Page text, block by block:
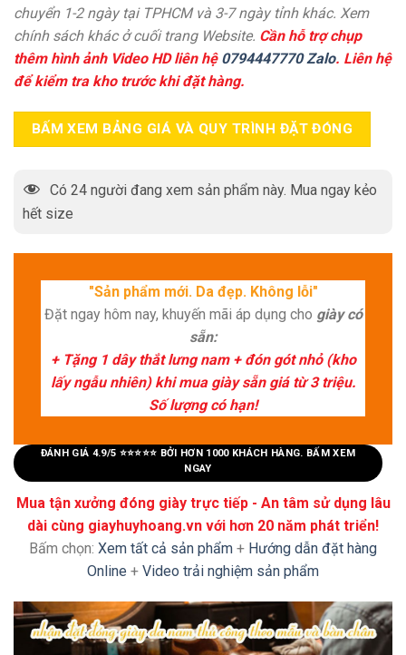
chuyển 1-2 ngày tại TPHCM và 3-7 ngày tỉnh khác. Xem
chính sách khác ở cuối trang Website. Cần hỗ trợ chụp
thêm hình ảnh Video HD liên hệ 0794447770 Zalo. Liên hệ
để kiểm tra kho trước khi đặt hàng.
BẤM XEM BẢNG GIÁ VÀ QUY TRÌNH ĐẶT ĐÓNG
Có 24 người đang xem sản phẩm này. Mua ngay kẻo
hết size
"Sản phẩm mới. Da đẹp. Không lỗi"
Đặt ngay hôm nay, khuyến mãi áp dụng cho giày có
sẵn:
+ Tặng 1 dây thắt lưng nam + đón gót nhỏ (kho
lấy ngẫu nhiên) khi mua giày sẵn giá từ 3 triệu.
Số lượng có hạn!
ĐÁNH GIÁ 4.9/5 ⭐⭐⭐⭐⭐ BỞI HƠN 1000 KHÁCH HÀNG. BẤM XEM
NGAY
Mua tận xưởng đóng giày trực tiếp - An tâm sử dụng lâu
dài cùng giayhuyhoang.vn với hơn 20 năm phát triển!
Bấm chọn: Xem tất cả sản phẩm + Hướng dẫn đặt hàng
Online + Video trải nghiệm sản phẩm